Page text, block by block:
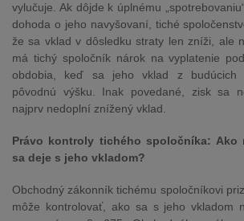
vylučuje. Ak dôjde k úplnému
dohoda o jeho navyšovaní, tiché
že sa vklad v dôsledku straty len zníži, ale
má tichý spoločník nárok na vyplatenie
obdobia, keď sa jeho vklad z budúcich
pôvodnú výšku. Inak povedané, zisk sa
najprv nedoplní znížený vklad.
Právo kontroly tichého spoločníka: Ako
sa deje s jeho vkladom?
Obchodný zákonník tichému spoločníkovi
môže kontrolovať, ako sa s jeho vkladom